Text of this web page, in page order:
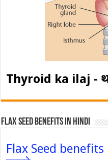
Thyroid ka ilaj -
Flax Seed Benefits in hindi
Flax Seed